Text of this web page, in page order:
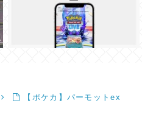
【ポケカ】パーモットex